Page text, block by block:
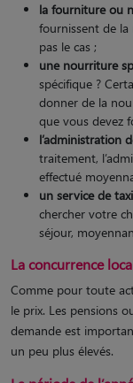
la fourniture ou
fournissent de
pas le cas ;
une nourriture
spécifique ?
donner de la
que vous devez
l’administration
traitement,
effectué
un service de
chercher votre
séjour,
La concurrence
Comme pour toute
le prix. Les pensions
demande est
un peu plus élevés.